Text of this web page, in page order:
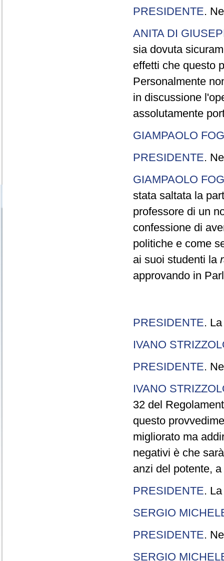
PRESIDENTE.
ANITA DI
sia dovuta
effetti che questo
Personalmente
in discussione
assolutamente
GIAMPAOLO
PRESIDENTE.
GIAMPAOLO
stata saltata la
professore di un
confessione di
politiche e come
ai suoi studenti la
approvando in
PRESIDENTE.
IVANO
PRESIDENTE.
IVANO
32 del
questo
migliorato ma
negativi è che
anzi del potente,
PRESIDENTE.
SERGIO
PRESIDENTE.
SERGIO